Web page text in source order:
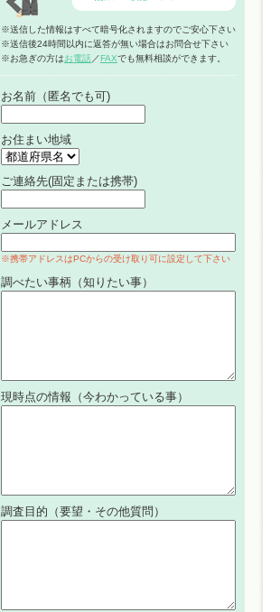
※送信した情報はすべて暗号化されますのでご安心下さい
※送信後24時間以内に返答が無い場合はお問合せ下さい
※お急ぎの方はお電話 ／FAXでも無料相談ができます。
お名前（匿名でも可)
お住まい地域
ご連絡先(固定または携帯)
メールアドレス
※携帯アドレスはPCからの受け取り可に設定して下さい
調べたい事柄（知りたい事）
現時点の情報（今わかっている事）
調査目的（要望・その他質問）